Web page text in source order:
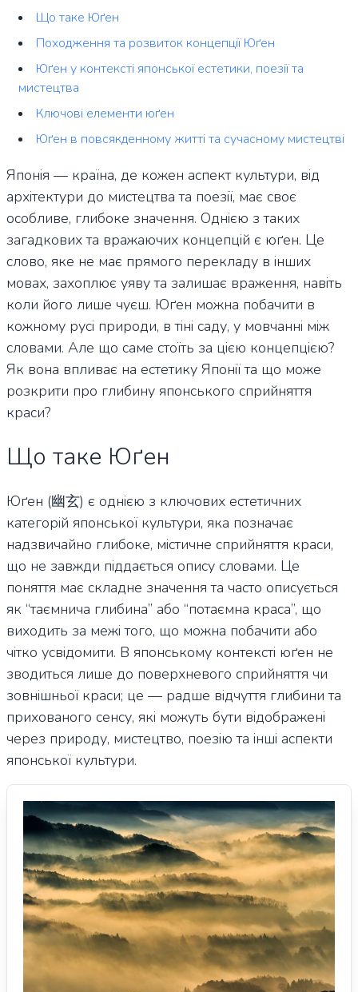
Що таке Юґен
Походження та розвиток концепції Юґен
Юґен у контексті японської естетики, поезії та
мистецтва
Ключові елементи юґен
Юґен в повсякденному житті та сучасному мистецтві
Японія — країна, де кожен аспект культури, від
архітектури до мистецтва та поезії, має своє
особливе, глибоке значення. Однією з таких
загадкових та вражаючих концепцій є юґен. Це
слово, яке не має прямого перекладу в інших
мовах, захоплює уяву та залишає враження, навіть
коли його лише чуєш. Юґен можна побачити в
кожному русі природи, в тіні саду, у мовчанні між
словами. Але що саме стоїть за цією концепцією?
Як вона впливає на естетику Японії та що може
розкрити про глибину японського сприйняття
краси?
Що таке Юґен
Юґен (幽玄) є однією з ключових естетичних
категорій японської культури, яка позначає
надзвичайно глибоке, містичне сприйняття краси,
що не завжди піддається опису словами. Це
поняття має складне значення та часто описується
як “таємнича глибина” або “потаємна краса”, що
виходить за межі того, що можна побачити або
чітко усвідомити. В японському контексті юґен не
зводиться лише до поверхневого сприйняття чи
зовнішньої краси; це — радше відчуття глибини та
прихованого сенсу, які можуть бути відображені
через природу, мистецтво, поезію та інші аспекти
японської культури.